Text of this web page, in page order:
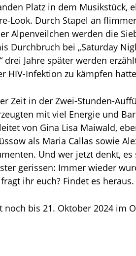
Platz in dem Musikstück,
Look. Durch Stapel an
Alpenveilchen werden die
Durchbruch bei „Saturday
drei Jahre später werden
HIV-Infektion zu kämpfen
Zeit in der Zwei-Stunden-
mit viel Energie und
von Gina Lisa Maiwald,
als Maria Callas sowie
Und wer jetzt denkt,
gerissen: Immer wieder
ihr euch? Findet es heraus.
noch bis 21. Oktober 2024 im